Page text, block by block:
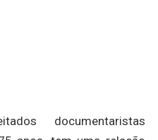
documentaristas